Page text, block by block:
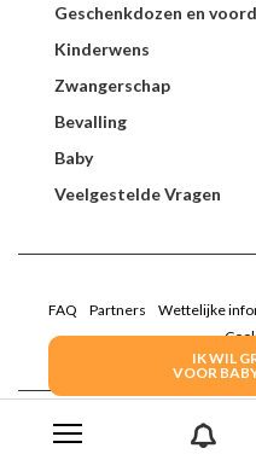
IK WIL
VOOR
Geschenkdozen en
Kinderwens
Zwangerschap
Bevalling
Baby
Veelgestelde Vragen
FAQ Partners Wettelijke
2022 Family